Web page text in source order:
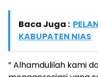
Baca Juga :
KABUPATEN NIAS
” Alhamdulilah kami